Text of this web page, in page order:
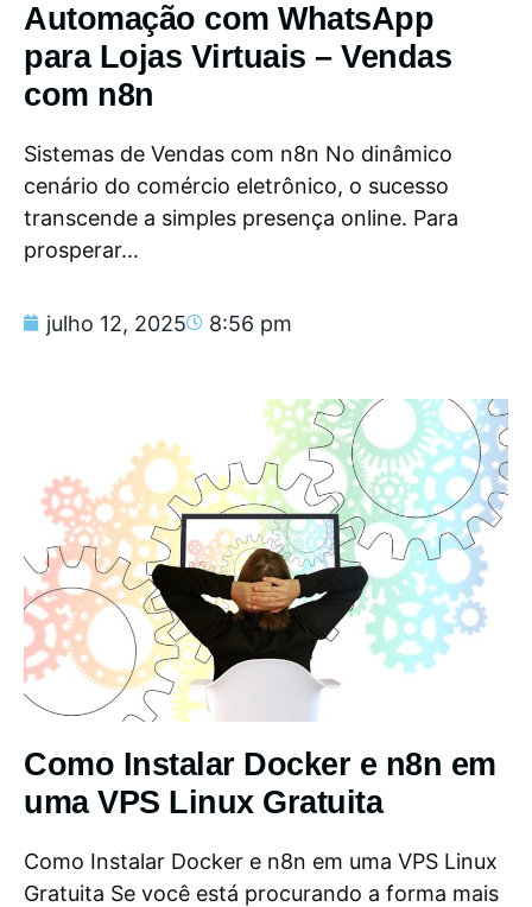
Automação com WhatsApp
para Lojas Virtuais – Vendas
com n8n
Sistemas de Vendas com n8n No dinâmico
cenário do comércio eletrônico, o sucesso
transcende a simples presença online. Para
prosperar...
julho 12, 2025 8:56 pm
Como Instalar Docker e n8n em
uma VPS Linux Gratuita
Como Instalar Docker e n8n em uma VPS Linux
Gratuita Se você está procurando a forma mais